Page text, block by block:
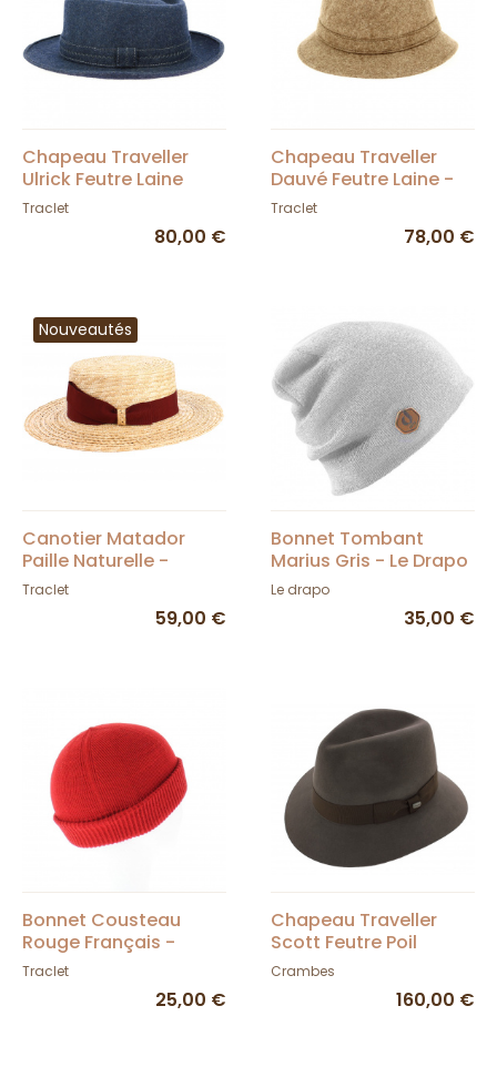
Chapeau Traveller
Ulrick Feutre Laine
Marine - Traclet
Traclet
80,00 €
Chapeau Traveller
Dauvé Feutre Laine -
Traclet
Traclet
78,00 €
Nouveautés
Canotier Matador
Paille Naturelle -
Traclet
Traclet
59,00 €
Bonnet Tombant
Marius Gris - Le Drapo
Le drapo
35,00 €
Bonnet Cousteau
Rouge Français -
Traclet
Traclet
25,00 €
Chapeau Traveller
Scott Feutre Poil
Marron - Crambes
Crambes
160,00 €